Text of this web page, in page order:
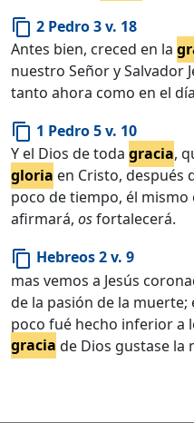
content_copy 2 Pedro 3 v. 18
Antes bien, creced en la
nuestro Señor y Salvador
tanto ahora como en el
content_copy 1 Pedro 5 v. 10
Y el Dios de toda gracia,
gloria en Cristo, después
poco de tiempo, él
afirmará, osfortalecerá.
content_copy Hebreos 2 v. 9
mas vemos a Jesús
de la pasión de la muerte;
poco fué hecho inferior a
gracia de Dios gustase la